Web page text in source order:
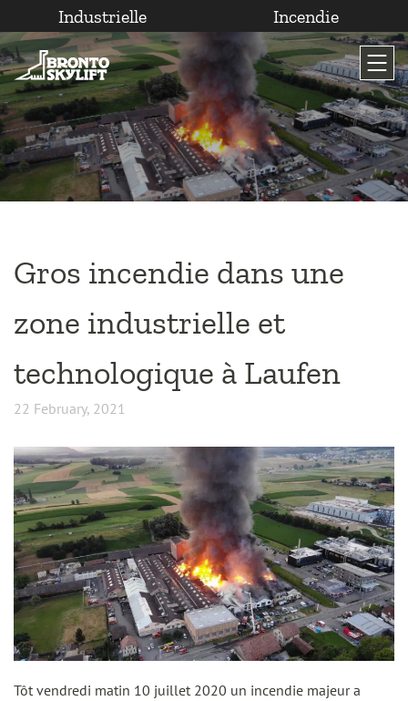
Passer
au
contenu
Industrielle Incendie
Gros incendie dans une
zone industrielle et
technologique à Laufen
22 February, 2021
Tôt vendredi matin 10 juillet 2020 un incendie majeur a